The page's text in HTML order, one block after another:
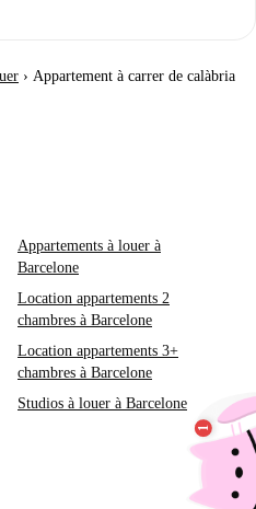
› Appartement à carrer de calàbria
Appartements à louer à
Barcelone
Location appartements 2
chambres à Barcelone
Location appartements 3+
chambres à Barcelone
Studios à louer à Barcelone